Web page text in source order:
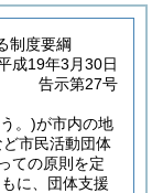
制度要綱
成19年3月30日
告示第27号
。)が市内の地
市民活動団体
ての原則を定
に、団体支援